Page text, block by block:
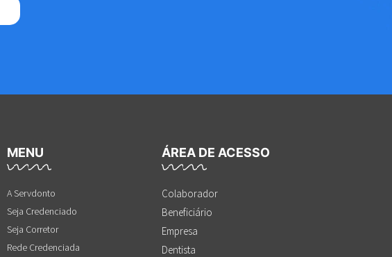
MENU
A Servdonto
Seja Credenciado
Seja Corretor
Rede Credenciada
ÁREA DE ACESSO
Colaborador
Beneficiário
Empresa
Dentista